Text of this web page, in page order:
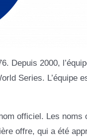
Depuis 2000,
Series. L’équipe
officiel. Les
offre, qui a été